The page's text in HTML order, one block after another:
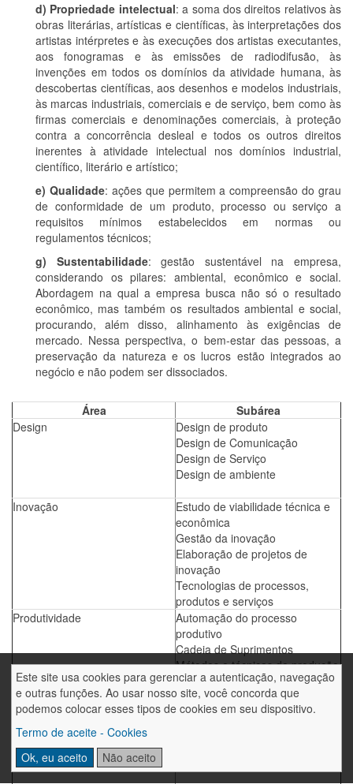
Este site usa cookies para gerenciar a autenticação, navegação
e outras funções. Ao usar nosso site, você concorda que
podemos colocar esses tipos de cookies em seu dispositivo.
Termo de aceite - Cookies
Ok, eu aceito
Não aceito
d) Propriedade intelectual: a soma dos direitos relativos às
obras literárias, artísticas e científicas, às interpretações dos
artistas intérpretes e às execuções dos artistas executantes,
aos fonogramas e às emissões de radiodifusão, às
invenções em todos os domínios da atividade humana, às
descobertas científicas, aos desenhos e modelos industriais,
às marcas industriais, comerciais e de serviço, bem como às
firmas comerciais e denominações comerciais, à proteção
contra a concorrência desleal e todos os outros direitos
inerentes à atividade intelectual nos domínios industrial,
científico, literário e artístico;
e) Qualidade: ações que permitem a compreensão do grau
de conformidade de um produto, processo ou serviço a
requisitos mínimos estabelecidos em normas ou
regulamentos técnicos;
g) Sustentabilidade: gestão sustentável na empresa,
considerando os pilares: ambiental, econômico e social.
Abordagem na qual a empresa busca não só o resultado
econômico, mas também os resultados ambiental e social,
procurando, além disso, alinhamento às exigências de
mercado. Nessa perspectiva, o bem-estar das pessoas, a
preservação da natureza e os lucros estão integrados ao
negócio e não podem ser dissociados.
Área
Subárea
Design
Design de produto
Design de Comunicação
Design de Serviço
Design de ambiente
Inovação
Estudo de viabilidade técnica e
econômica
Gestão da inovação
Elaboração de projetos de
inovação
Tecnologias de processos,
produtos e serviços
Produtividade
Automação do processo
produtivo
Cadeia de Suprimentos
Métodos e técnicas de produção
Propriedade Intelectual
Desenho Industrial
Marcas e Patentes
Outros ativos de propriedade